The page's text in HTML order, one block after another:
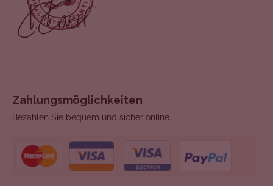
Zahlungsmöglichkeiten
Bezahlen Sie bequem und sicher online.